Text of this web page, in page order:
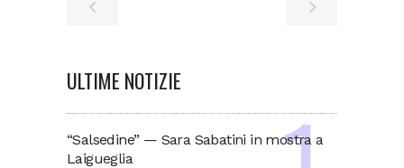
ULTIME NOTIZIE
“Salsedine” — Sara Sabatini in mostra a
Laigueglia